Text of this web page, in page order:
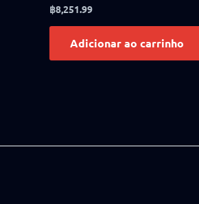
Rated
4.75
out of 5
฿8,251.99
Adicionar ao carrinho